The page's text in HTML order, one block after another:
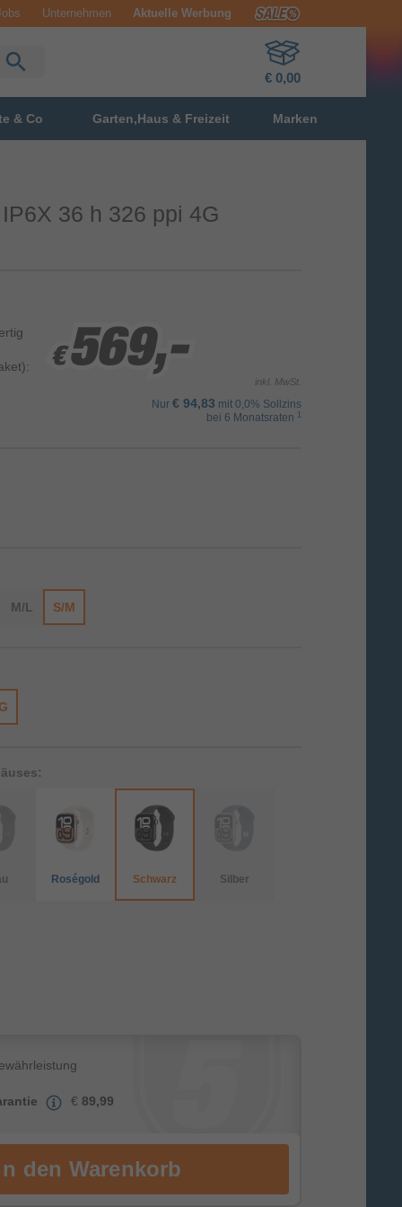
Unternehmen Aktuelle Werbung
€ 0,00
& Co Garten,Haus & Freizeit Marken
36 h 326 ppi 4G
€569,-
€569,-
€569,-
inkl. MwSt.
Nur € 94,83 mit 0,0% Sollzins
bei 6 Monatsraten 1
M/L S/M
Roségold Schwarz Silber
€ 89,99